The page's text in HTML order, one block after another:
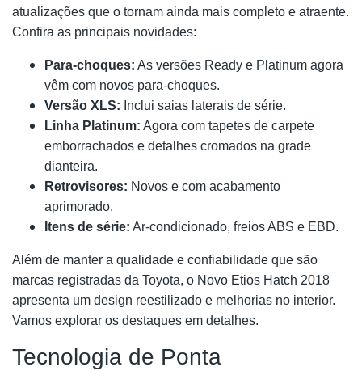
atualizações que o tornam ainda mais completo e atraente.
Confira as principais novidades:
Para-choques: As versões Ready e Platinum agora
vêm com novos para-choques.
Versão XLS: Inclui saias laterais de série.
Linha Platinum: Agora com tapetes de carpete
emborrachados e detalhes cromados na grade
dianteira.
Retrovisores: Novos e com acabamento
aprimorado.
Itens de série: Ar-condicionado, freios ABS e EBD.
Além de manter a qualidade e confiabilidade que são
marcas registradas da Toyota, o Novo Etios Hatch 2018
apresenta um design reestilizado e melhorias no interior.
Vamos explorar os destaques em detalhes.
Tecnologia de Ponta